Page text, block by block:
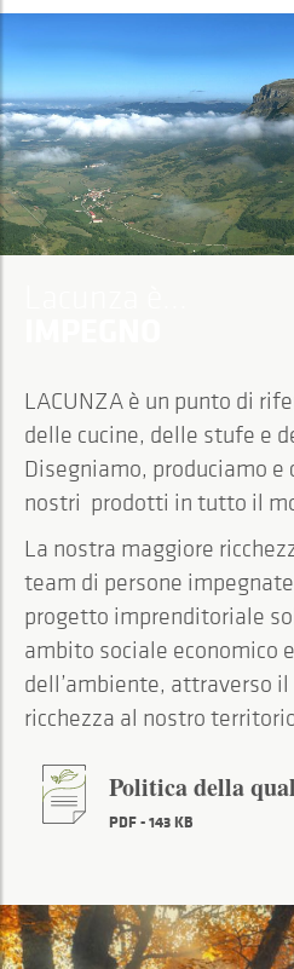
LACUNZA è un punto di
delle cucine, delle stufe e
Disegniamo, produciamo
nostri prodotti in tutto il
La nostra maggiore
team di persone
progetto imprenditoriale
ambito sociale economico
dell’ambiente, attraverso
ricchezza al nostro
Politica della
PDF - 143 KB